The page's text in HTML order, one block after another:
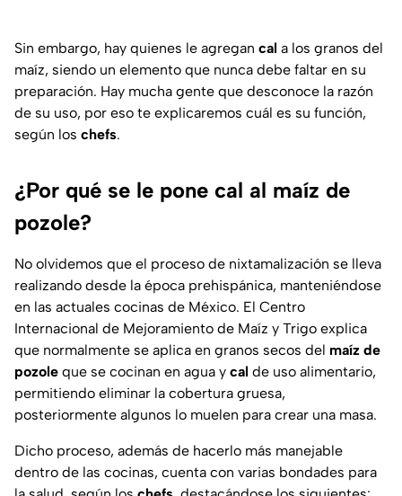
Sin embargo, hay quienes le agregan cal a los granos del
maíz, siendo un elemento que nunca debe faltar en su
preparación. Hay mucha gente que desconoce la razón
de su uso, por eso te explicaremos cuál es su función,
según los chefs.
¿Por qué se le pone cal al maíz de
pozole?
No olvidemos que el proceso de nixtamalización se lleva
realizando desde la época prehispánica, manteniéndose
en las actuales cocinas de México. El Centro
Internacional de Mejoramiento de Maíz y Trigo explica
que normalmente se aplica en granos secos del maíz de
pozole que se cocinan en agua y cal de uso alimentario,
permitiendo eliminar la cobertura gruesa,
posteriormente algunos lo muelen para crear una masa.
Dicho proceso, además de hacerlo más manejable
dentro de las cocinas, cuenta con varias bondades para